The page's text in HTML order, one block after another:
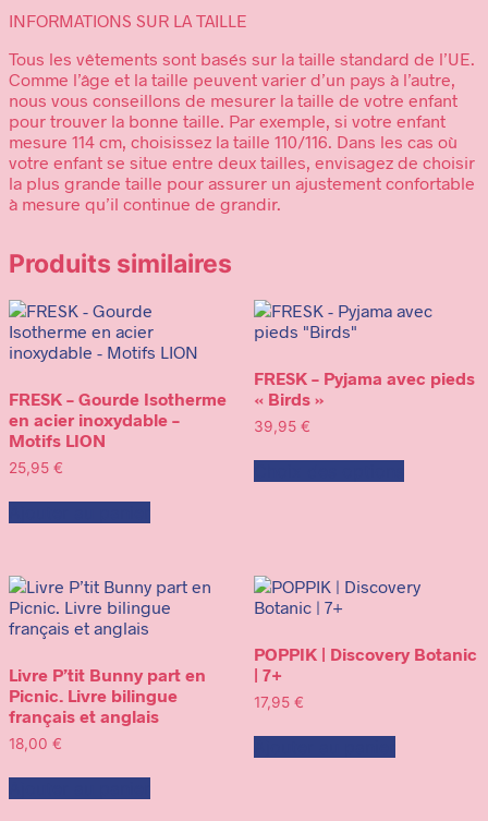
INFORMATIONS SUR LA TAILLE
Tous les vêtements sont basés sur la taille standard de l’UE.
Comme l’âge et la taille peuvent varier d’un pays à l’autre,
nous vous conseillons de mesurer la taille de votre enfant
pour trouver la bonne taille. Par exemple, si votre enfant
mesure 114 cm, choisissez la taille 110/116. Dans les cas où
votre enfant se situe entre deux tailles, envisagez de choisir
la plus grande taille pour assurer un ajustement confortable
à mesure qu’il continue de grandir.
Produits similaires
FRESK – Gourde Isotherme
en acier inoxydable –
Motifs LION
25,95 €
FRESK – Pyjama avec pieds
« Birds »
39,95 €
peuvent
sur
Livre P’tit Bunny part en
Picnic. Livre bilingue
français et anglais
18,00 €
POPPIK | Discovery Botanic
| 7+
17,95 €